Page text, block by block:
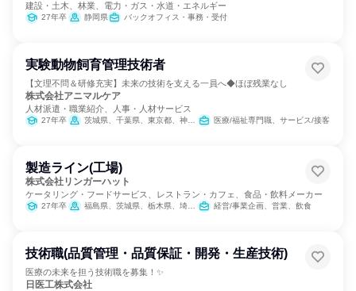
建設・土木、林業、電力・ガス・水道・エネルギー
27年卒 静岡県 バックオフィス・事務・受付
実験動物飼育管理技術者
【文理不問＆研修充実】未来の技術を支える一員へ◆ほぼ残業なし
株式会社アニマルケア
人材派遣・職業紹介、人事・人材サービス
27年卒 茨城県、千葉県、東京都、神奈川県、静岡県、福岡県 医療/福祉専門職、サービス/接客
製造ライン(工場)
株式会社リンガーハット
ケータリング・フードサービス、レストラン・カフェ、食品・飲料メーカー
27年卒 福島県、茨城県、栃木県、埼玉県、千葉県、東京都、神奈川県、新潟県、富山県、山梨県、岐阜県、静岡県、愛知県、三重県、滋賀県、京都府、大阪府、兵庫県、奈良県、岡山県、広島県、山口県、福岡県、佐賀県、長崎県、熊本県、大分県、宮崎県、鹿児島県、沖縄県 経営/事業企画、営業、飲食
技術職(品質管理・品質保証・開発・生産技術)
医療の未来を担う技術職を募集！✨
日医工株式会社